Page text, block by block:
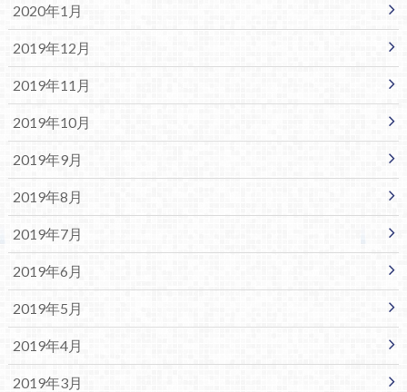
2020年1月
2019年12月
2019年11月
2019年10月
2019年9月
2019年8月
2019年7月
2019年6月
2019年5月
2019年4月
2019年3月